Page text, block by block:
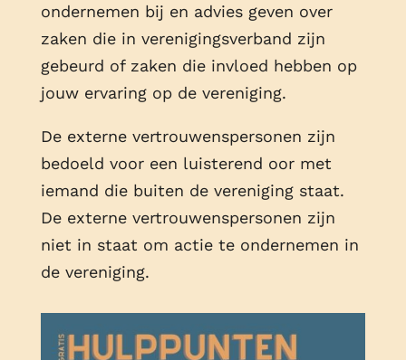
ondernemen bij en advies geven over
zaken die in verenigingsverband zijn
gebeurd of zaken die invloed hebben op
jouw ervaring op de vereniging.
De externe vertrouwenspersonen zijn
bedoeld voor een luisterend oor met
iemand die buiten de vereniging staat.
De externe vertrouwenspersonen zijn
niet in staat om actie te ondernemen in
de vereniging.